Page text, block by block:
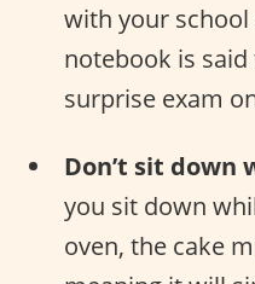
with your
notebook is
surprise exam
Don’t sit down
you sit down
oven, the cake